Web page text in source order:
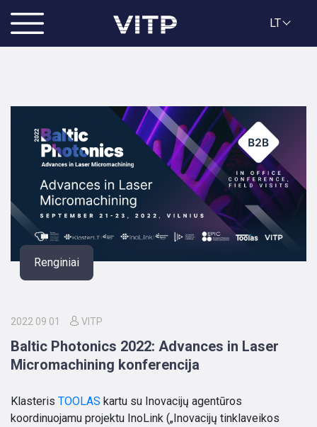
LT
Renginiai
2022 09 01 VITP
Baltic Photonics 2022: Advances in Laser
Micromachining konferencija
Klasteris TOOLAS kartu su Inovacijų agentūros
koordinuojamu projektu InoLink („Inovacijų tinklaveikos